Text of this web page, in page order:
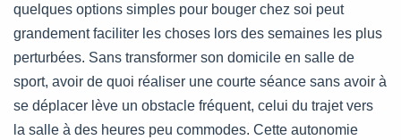
quelques options simples pour bouger chez soi peut
grandement faciliter les choses lors des semaines les plus
perturbées. Sans transformer son domicile en salle de
sport, avoir de quoi réaliser une courte séance sans avoir à
se déplacer lève un obstacle fréquent, celui du trajet vers
la salle à des heures peu commodes. Cette autonomie